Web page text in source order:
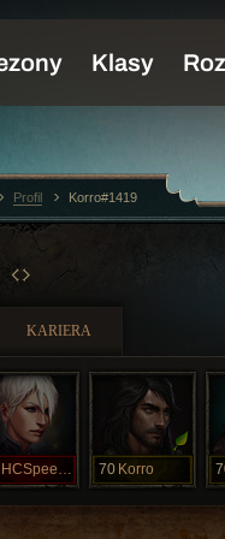
KARIERA
HCSpeeder 70 Korro
Profil Korro#1419